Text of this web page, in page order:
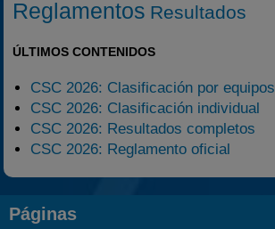
Reglamentos Resultados
ÚLTIMOS CONTENIDOS
CSC 2026: Clasificación por equipos
CSC 2026: Clasificación individual
CSC 2026: Resultados completos
CSC 2026: Reglamento oficial
Páginas